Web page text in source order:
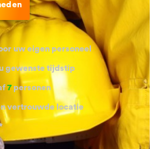
uw eigen personeel
gewenste tijdstip
7personen
vertrouwde locatie